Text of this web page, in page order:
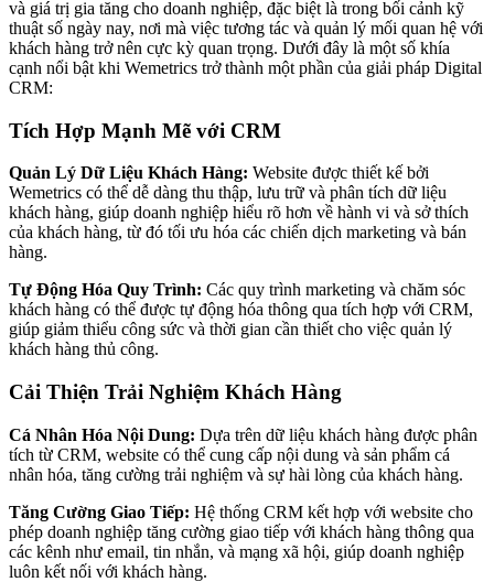
và giá trị gia tăng cho doanh nghiệp, đặc biệt là trong bối cảnh kỹ
thuật số ngày nay, nơi mà việc tương tác và quản lý mối quan hệ với
khách hàng trở nên cực kỳ quan trọng. Dưới đây là một số khía
cạnh nổi bật khi Wemetrics trở thành một phần của giải pháp Digital
CRM:
Tích Hợp Mạnh Mẽ với CRM
Quản Lý Dữ Liệu Khách Hàng: Website được thiết kế bởi
Wemetrics có thể dễ dàng thu thập, lưu trữ và phân tích dữ liệu
khách hàng, giúp doanh nghiệp hiểu rõ hơn về hành vi và sở thích
của khách hàng, từ đó tối ưu hóa các chiến dịch marketing và bán
hàng.
Tự Động Hóa Quy Trình: Các quy trình marketing và chăm sóc
khách hàng có thể được tự động hóa thông qua tích hợp với CRM,
giúp giảm thiểu công sức và thời gian cần thiết cho việc quản lý
khách hàng thủ công.
Cải Thiện Trải Nghiệm Khách Hàng
Cá Nhân Hóa Nội Dung: Dựa trên dữ liệu khách hàng được phân
tích từ CRM, website có thể cung cấp nội dung và sản phẩm cá
nhân hóa, tăng cường trải nghiệm và sự hài lòng của khách hàng.
Tăng Cường Giao Tiếp: Hệ thống CRM kết hợp với website cho
phép doanh nghiệp tăng cường giao tiếp với khách hàng thông qua
các kênh như email, tin nhắn, và mạng xã hội, giúp doanh nghiệp
luôn kết nối với khách hàng.